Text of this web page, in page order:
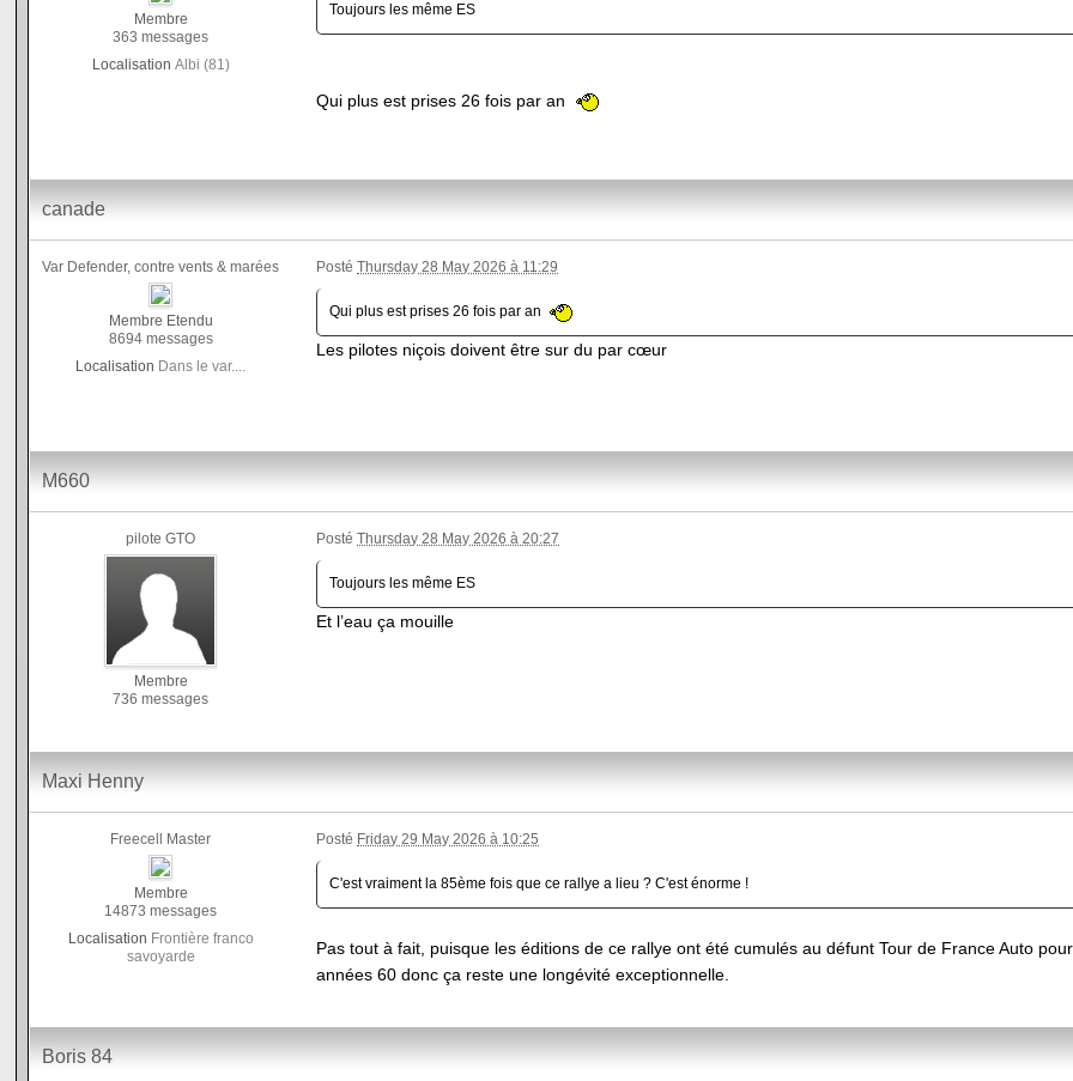
Membre
363 messages
Localisation Albi (81)
Toujours les même ES
Qui plus est prises 26 fois par an
canade
Var Defender, contre vents & marées
Membre Etendu
8694 messages
Localisation Dans le var....
PostéThursday 28 May 2026 à 11:29
Qui plus est prises 26 fois par an
Les pilotes niçois doivent être sur du par cœur
M660
pilote GTO
Membre
736 messages
PostéThursday 28 May 2026 à 20:27
Toujours les même ES
Et l’eau ça mouille
Maxi Henny
Freecell Master
Membre
14873 messages
Localisation Frontière franco
savoyarde
Posté Friday 29 May 2026 à 10:25
C'est vraiment la 85ème fois que ce rallye a lieu ? C'est énorme !
Pas tout à fait, puisque les éditions de ce rallye ont été cumulés au défunt Tour de France Auto
années 60 donc ça reste une longévité exceptionnelle.
Boris 84